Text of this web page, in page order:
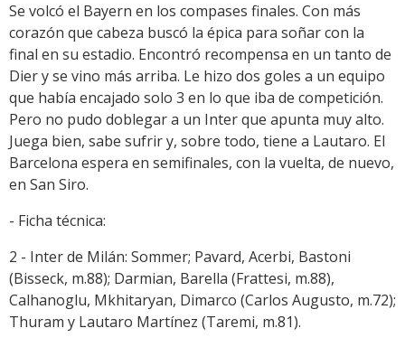
Se volcó el Bayern en los compases finales. Con más
corazón que cabeza buscó la épica para soñar con la
final en su estadio. Encontró recompensa en un tanto de
Dier y se vino más arriba. Le hizo dos goles a un equipo
que había encajado solo 3 en lo que iba de competición.
Pero no pudo doblegar a un Inter que apunta muy alto.
Juega bien, sabe sufrir y, sobre todo, tiene a Lautaro. El
Barcelona espera en semifinales, con la vuelta, de nuevo,
en San Siro.
- Ficha técnica:
2 - Inter de Milán: Sommer; Pavard, Acerbi, Bastoni
(Bisseck, m.88); Darmian, Barella (Frattesi, m.88),
Calhanoglu, Mkhitaryan, Dimarco (Carlos Augusto, m.72);
Thuram y Lautaro Martínez (Taremi, m.81).